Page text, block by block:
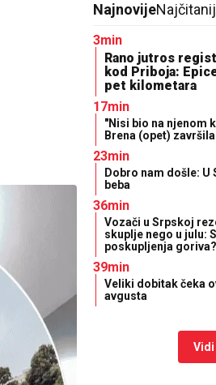
Najnovije
3min
Rano jutros
kod Priboja:
pet kilometara
17min
"Nisi bio na njenom
Brena (opet)
23min
Dobro nam došle:
beba
36min
Vozači u Srpskoj
skuplje nego u julu:
poskupljenja goriva?
39min
Veliki dobitak čeka
avgusta
Vidi